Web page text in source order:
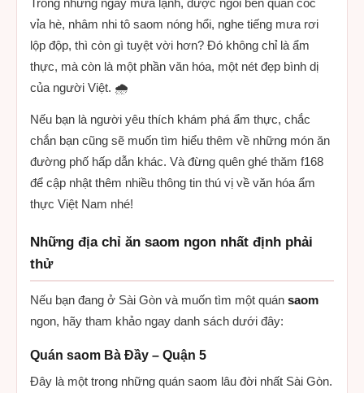
Trong những ngày mưa lạnh, được ngồi bên quán cóc
vỉa hè, nhâm nhi tô saom nóng hổi, nghe tiếng mưa rơi
lộp độp, thì còn gì tuyệt vời hơn? Đó không chỉ là ẩm
thực, mà còn là một phần văn hóa, một nét đẹp bình dị
của người Việt. 🌧️
Nếu bạn là người yêu thích khám phá ẩm thực, chắc
chắn bạn cũng sẽ muốn tìm hiểu thêm về những món ăn
đường phố hấp dẫn khác. Và đừng quên ghé thăm f168
để cập nhật thêm nhiều thông tin thú vị về văn hóa ẩm
thực Việt Nam nhé!
Những địa chỉ ăn saom ngon nhất định phải
thử
Nếu bạn đang ở Sài Gòn và muốn tìm một quán saom
ngon, hãy tham khảo ngay danh sách dưới đây:
Quán saom Bà Đầy – Quận 5
Đây là một trong những quán saom lâu đời nhất Sài Gòn.